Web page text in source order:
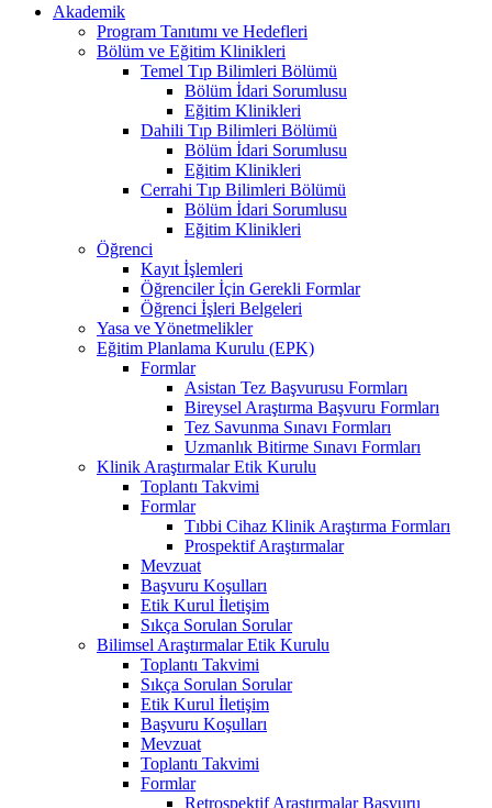
Akademik
Program Tanıtımı ve Hedefleri
Bölüm ve Eğitim Klinikleri
Temel Tıp Bilimleri Bölümü
Bölüm İdari Sorumlusu
Eğitim Klinikleri
Dahili Tıp Bilimleri Bölümü
Bölüm İdari Sorumlusu
Eğitim Klinikleri
Cerrahi Tıp Bilimleri Bölümü
Bölüm İdari Sorumlusu
Eğitim Klinikleri
Öğrenci
Kayıt İşlemleri
Öğrenciler İçin Gerekli Formlar
Öğrenci İşleri Belgeleri
Yasa ve Yönetmelikler
Eğitim Planlama Kurulu (EPK)
Formlar
Asistan Tez Başvurusu Formları
Bireysel Araştırma Başvuru Formları
Tez Savunma Sınavı Formları
Uzmanlık Bitirme Sınavı Formları
Klinik Araştırmalar Etik Kurulu
Toplantı Takvimi
Formlar
Tıbbi Cihaz Klinik Araştırma Formları
Prospektif Araştırmalar
Mevzuat
Başvuru Koşulları
Etik Kurul İletişim
Sıkça Sorulan Sorular
Bilimsel Araştırmalar Etik Kurulu
Toplantı Takvimi
Sıkça Sorulan Sorular
Etik Kurul İletişim
Başvuru Koşulları
Mevzuat
Toplantı Takvimi
Formlar
Retrospektif Araştırmalar Başvuru